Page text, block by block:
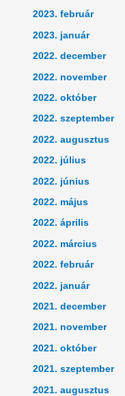
2023. február
2023. január
2022. december
2022. november
2022. október
2022. szeptember
2022. augusztus
2022. július
2022. június
2022. május
2022. április
2022. március
2022. február
2022. január
2021. december
2021. november
2021. október
2021. szeptember
2021. augusztus